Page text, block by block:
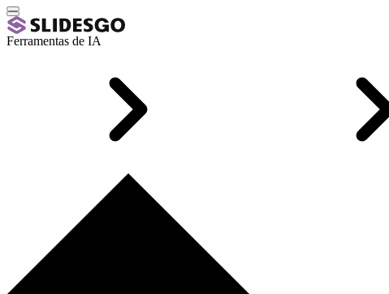
Ferramentas de IA